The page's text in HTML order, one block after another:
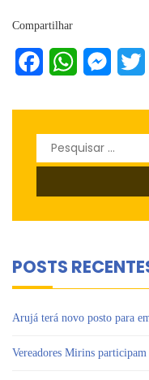
Compartilhar
FacebookWhatsApp
Pesquisar
POSTS
Arujá terá novo posto para
Vereadores Mirins